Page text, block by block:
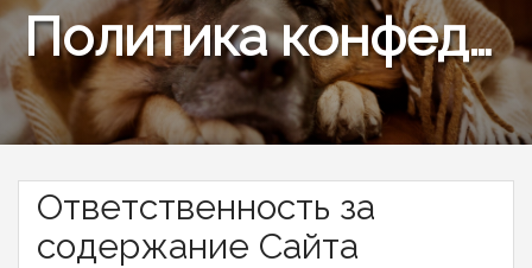
Политика конфеденциальности сайта cobaka.by
Ответственность за
содержание Сайта